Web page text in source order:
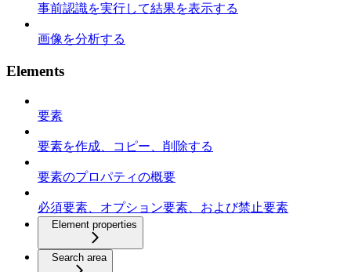
事前認識を実行して結果を表示する
画像を分析する
Elements
要素
要素を作成、コピー、削除する
要素のプロパティの概要
必須要素、オプション要素、および禁止要素
Element properties
Search area